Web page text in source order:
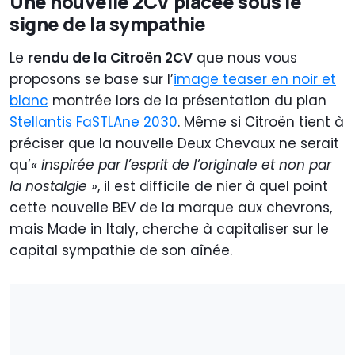
signe de la sympathie
Le rendu de la Citroën 2CV que nous vous
proposons se base sur l’image teaser en noir et
blanc montrée lors de la présentation du plan
Stellantis FaSTLAne 2030. Même si Citroën tient à
préciser que la nouvelle Deux Chevaux ne serait
qu’« inspirée par l’esprit de l’originale et non par
la nostalgie », il est difficile de nier à quel point
cette nouvelle BEV de la marque aux chevrons,
mais Made in Italy, cherche à capitaliser sur le
capital sympathie de son aînée.